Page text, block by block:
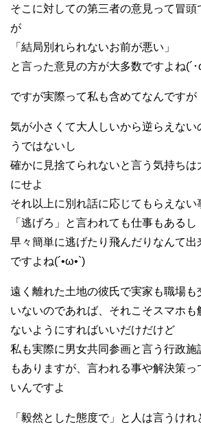
そこに対しての第三者の意見って冒頭
が
「結局別れられないお前が悪い」
と言った意見の方が大多数ですよね(´
ですが実際って私も含めてなんですが
気が小さくて大人しいから逆らえない
うではないし
確かに見捨てられないと言う気持ちは
にせよ
それ以上に別れ話に応じてもらえない
「逃げろ」と言われても仕事もあるし
早々簡単に逃げたり飛んだりなんて出
ですよね(´•ω•`)
遠く離れた土地の彼氏で実家も職場も
いないのであれば、それこそスマホ
ないようにすればいいだけだけど
私も実際に男女共同参画と言う行政施
もありますが、言われる事や解決策
いんですよ
「毅然とした態度で」と人は言うけれ